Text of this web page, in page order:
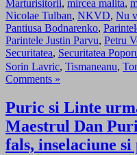
Marturisitorii, mircea malita,
Nicolae Tulban, NKVD, Nu
Pantiusa Bodnarenko,
Parintele Justin Parvu, Petru
Securitatea, Securitatea
Sorin Lavric, Tismaneanu,
Comments »
Puric si Linte
Maestrul Dan
fals, inselaciune